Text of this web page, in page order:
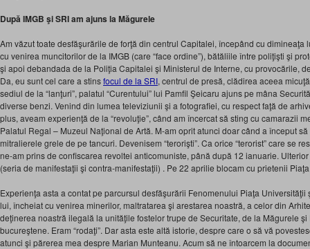
După IMGB şi SRI am ajuns la Măgurele
Am văzut toate desfăşurările de forţă din centrul Capitalei, începând cu dimineaţa
cu venirea muncitorilor de la IMGB (care “face ordine”), bătăliile între poliţişti şi
şi apoi debandada de la Poliţia Capitalei şi Ministerul de Interne, cu provocările,
Da, eu sunt cel care a stinsfocul de la SRI, centrul de presă, clădirea aceea
sediul de la “lanţuri”, palatul “Curentului” lui Pamfil Şeicaru ajuns pe mâna
diverse benzi. Venind din lumea televiziunii şi a fotografiei, cu respect faţă de
plus, aveam experienţă de la “revoluţie”, când am încercat să sting cu camarazii
Palatul Regal – Muzeul Naţional de Artă. M-am oprit atunci doar când a început
mitralierele grele de pe tancuri. Devenisem “terorişti”. Ca orice “terorist” care se
ne-am prins de confiscarea revoltei anticomuniste, până după 12 ianuarie.
(seria de manifestaţii şi contra-manifestaţii) . Pe 22 aprilie blocam cu prietenii
Experienţa asta a contat pe parcursul desfăşurării Fenomenului Piaţa
lui, încheiat cu venirea minerilor, maltratarea şi arestarea noastră, a celor din
deţinerea noastră ilegală la unităţile fostelor trupe de Securitate, de la Măgurele
bucureştene. Eram “rodaţi”. Dar asta este altă istorie, despre care o să vă
atunci şi părerea mea despre Marian Munteanu. Acum să ne întoarcem la